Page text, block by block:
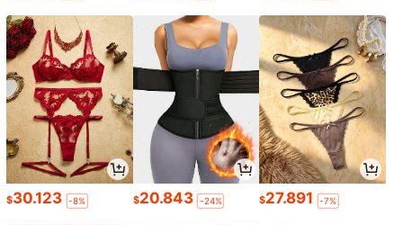
$30.123 -8% $20.843 -24% $27.891 -7%